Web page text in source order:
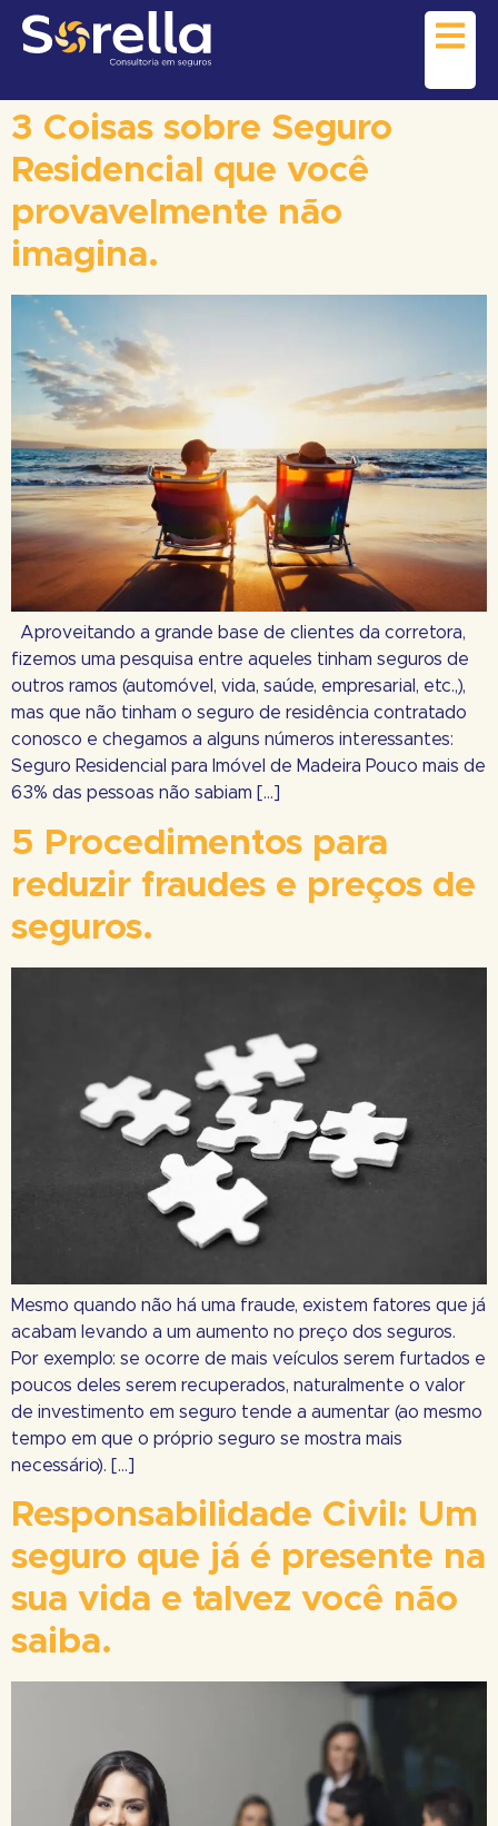
3 Coisas sobre Seguro
Residencial que você
provavelmente não
imagina.
Aproveitando a grande base de clientes da corretora,
fizemos uma pesquisa entre aqueles tinham seguros de
outros ramos (automóvel, vida, saúde, empresarial, etc.,),
mas que não tinham o seguro de residência contratado
conosco e chegamos a alguns números interessantes:
Seguro Residencial para Imóvel de Madeira Pouco mais de
63% das pessoas não sabiam […]
5 Procedimentos para
reduzir fraudes e preços de
seguros.
Mesmo quando não há uma fraude, existem fatores que já
acabam levando a um aumento no preço dos seguros.
Por exemplo: se ocorre de mais veículos serem furtados e
poucos deles serem recuperados, naturalmente o valor
de investimento em seguro tende a aumentar (ao mesmo
tempo em que o próprio seguro se mostra mais
necessário). […]
Responsabilidade Civil: Um
seguro que já é presente na
sua vida e talvez você não
saiba.